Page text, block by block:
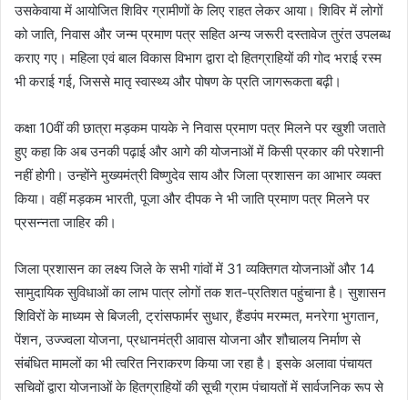
उसकेवाया में आयोजित शिविर ग्रामीणों के लिए राहत लेकर आया। शिविर में लोगों
को जाति, निवास और जन्म प्रमाण पत्र सहित अन्य जरूरी दस्तावेज तुरंत उपलब्ध
कराए गए। महिला एवं बाल विकास विभाग द्वारा दो हितग्राहियों की गोद भराई रस्म
भी कराई गई, जिससे मातृ स्वास्थ्य और पोषण के प्रति जागरूकता बढ़ी।
कक्षा 10वीं की छात्रा मड़कम पायके ने निवास प्रमाण पत्र मिलने पर खुशी जताते
हुए कहा कि अब उनकी पढ़ाई और आगे की योजनाओं में किसी प्रकार की परेशानी
नहीं होगी। उन्होंने मुख्यमंत्री विष्णुदेव साय और जिला प्रशासन का आभार व्यक्त
किया। वहीं मड़कम भारती, पूजा और दीपक ने भी जाति प्रमाण पत्र मिलने पर
प्रसन्नता जाहिर की।
जिला प्रशासन का लक्ष्य जिले के सभी गांवों में 31 व्यक्तिगत योजनाओं और 14
सामुदायिक सुविधाओं का लाभ पात्र लोगों तक शत-प्रतिशत पहुंचाना है। सुशासन
शिविरों के माध्यम से बिजली, ट्रांसफार्मर सुधार, हैंडपंप मरम्मत, मनरेगा भुगतान,
पेंशन, उज्ज्वला योजना, प्रधानमंत्री आवास योजना और शौचालय निर्माण से
संबंधित मामलों का भी त्वरित निराकरण किया जा रहा है। इसके अलावा पंचायत
सचिवों द्वारा योजनाओं के हितग्राहियों की सूची ग्राम पंचायतों में सार्वजनिक रूप से